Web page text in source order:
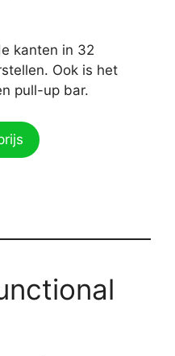
kanten in 32
Ook is het
pull-up bar.